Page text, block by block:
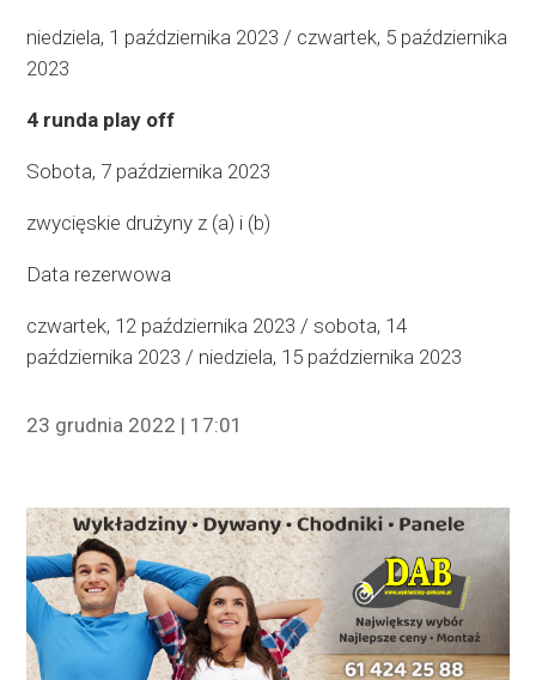
niedziela, 1 października 2023 / czwartek, 5 października
2023
4 runda play off
Sobota, 7 października 2023
zwycięskie drużyny z (a) i (b)
Data rezerwowa
czwartek, 12 października 2023 / sobota, 14
października 2023 / niedziela, 15 października 2023
23 grudnia 2022 | 17:01